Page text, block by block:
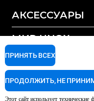
АКСЕССУАРЫ
Моющие средства для
Моющие средства для мойки
Ионообменный фильтр
МИР UNOX
Наши офисы по всему миру
ПОДДЕРЖКА
Гарантия Unox
Этот сайт использует
ПРИНЯТЬ ВСЕХ
ПРОДОЛЖИТЬ, НЕ